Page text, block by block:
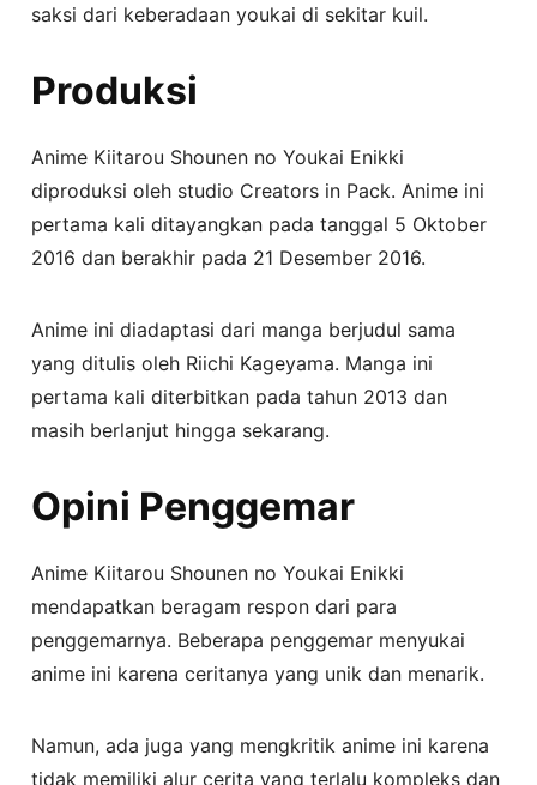
saksi dari keberadaan youkai di sekitar kuil.
Produksi
Anime Kiitarou Shounen no Youkai Enikki
diproduksi oleh studio Creators in Pack. Anime ini
pertama kali ditayangkan pada tanggal 5 Oktober
2016 dan berakhir pada 21 Desember 2016.
Anime ini diadaptasi dari manga berjudul sama
yang ditulis oleh Riichi Kageyama. Manga ini
pertama kali diterbitkan pada tahun 2013 dan
masih berlanjut hingga sekarang.
Opini Penggemar
Anime Kiitarou Shounen no Youkai Enikki
mendapatkan beragam respon dari para
penggemarnya. Beberapa penggemar menyukai
anime ini karena ceritanya yang unik dan menarik.
Namun, ada juga yang mengkritik anime ini karena
tidak memiliki alur cerita yang terlalu kompleks dan